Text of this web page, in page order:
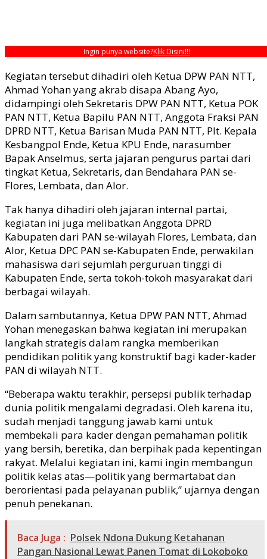
Ingin punya website?Klik Disini!!!
Kegiatan tersebut dihadiri oleh Ketua DPW PAN NTT,
Ahmad Yohan yang akrab disapa Abang Ayo,
didampingi oleh Sekretaris DPW PAN NTT, Ketua POK
PAN NTT, Ketua Bapilu PAN NTT, Anggota Fraksi PAN
DPRD NTT, Ketua Barisan Muda PAN NTT, Plt. Kepala
Kesbangpol Ende, Ketua KPU Ende, narasumber
Bapak Anselmus, serta jajaran pengurus partai dari
tingkat Ketua, Sekretaris, dan Bendahara PAN se-
Flores, Lembata, dan Alor.
Tak hanya dihadiri oleh jajaran internal partai,
kegiatan ini juga melibatkan Anggota DPRD
Kabupaten dari PAN se-wilayah Flores, Lembata, dan
Alor, Ketua DPC PAN se-Kabupaten Ende, perwakilan
mahasiswa dari sejumlah perguruan tinggi di
Kabupaten Ende, serta tokoh-tokoh masyarakat dari
berbagai wilayah.
Dalam sambutannya, Ketua DPW PAN NTT, Ahmad
Yohan menegaskan bahwa kegiatan ini merupakan
langkah strategis dalam rangka memberikan
pendidikan politik yang konstruktif bagi kader-kader
PAN di wilayah NTT.
“Beberapa waktu terakhir, persepsi publik terhadap
dunia politik mengalami degradasi. Oleh karena itu,
sudah menjadi tanggung jawab kami untuk
membekali para kader dengan pemahaman politik
yang bersih, beretika, dan berpihak pada kepentingan
rakyat. Melalui kegiatan ini, kami ingin membangun
politik kelas atas—politik yang bermartabat dan
berorientasi pada pelayanan publik,” ujarnya dengan
penuh penekanan.
Baca Juga : Polsek Ndona Dukung Ketahanan
Pangan Nasional Lewat Panen Tomat di Lokoboko